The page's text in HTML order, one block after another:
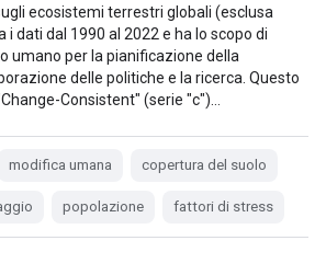
ecosistemi terrestri globali (esclusa
i dati dal 1990 al 2022 e ha lo scopo di
umano per la pianificazione della
delle politiche e la ricerca. Questo
Consistent" (serie "c")…
modifica umana copertura del suolo
popolazione fattori di stress